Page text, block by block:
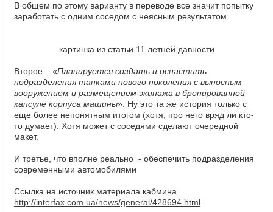
В общем по этому варианту в переводе все значит попытку
заработать с одним соседом с неясным результатом.
картинка из статьи 11 летней давности
Второе – «Планируется создать и оснастить
подразделения танками нового поколения с выносным
вооружением и размещением экипажа в бронированной
капсуле корпуса машины». Ну это та же история только с
еще более непонятным итогом (хотя, про него вряд ли кто-
то думает). Хотя может с соседями сделают очередной
макет.
И третье, что вполне реально - обеспечить подразделения
современными автомобилями
Ссылка на источник материала кабмина
http://interfax.com.ua/news/general/428694.html